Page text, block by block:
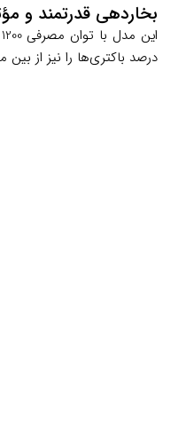
بخاردهی قدرتمند و
درصد باکتری‌ها را نیز از